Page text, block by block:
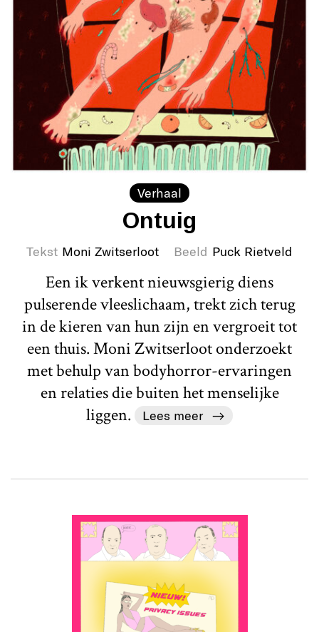
Verhaal
Ontuig
Tekst Moni Zwitserloot Beeld Puck Rietveld
Een ik verkent nieuwsgierig diens
pulserende vleeslichaam, trekt zich terug
in de kieren van hun zijn en vergroeit tot
een thuis. Moni Zwitserloot onderzoekt
met behulp van bodyhorror-ervaringen
en relaties die buiten het menselijke
liggen.
Lees meer